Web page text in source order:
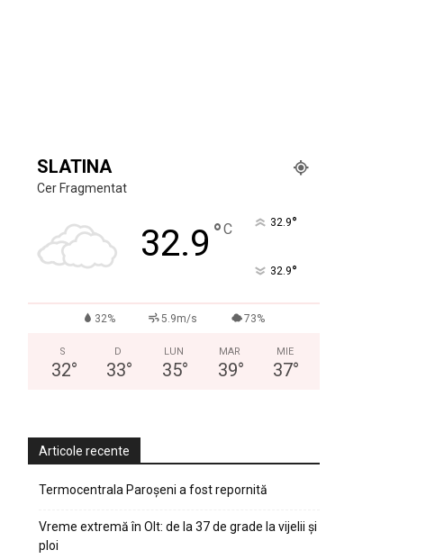
SLATINA
Cer Fragmentat
32.9 °C 32.9°
32.9°
32% 5.9m/s 73%
S
32°
D
33°
LUN
35°
MAR
39°
MIE
37°
Articole recente
Termocentrala Paroșeni a fost repornită
Vreme extremă în Olt: de la 37 de grade la vijelii și
ploi